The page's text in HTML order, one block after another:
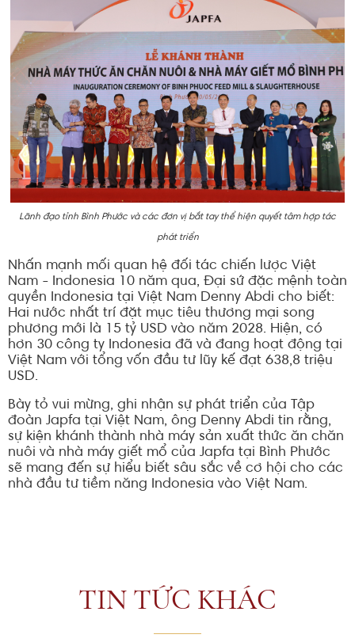
Lãnh đạo tỉnh Bình Phước và các đơn vị bắt tay thể hiện quyết tâm hợp tác
phát triển
Nhấn mạnh mối quan hệ đối tác chiến lược Việt
Nam - Indonesia 10 năm qua, Đại sứ đặc mệnh toàn
quyền Indonesia tại Việt Nam Denny Abdi cho biết:
Hai nước nhất trí đặt mục tiêu thương mại song
phương mới là 15 tỷ USD vào năm 2028. Hiện, có
hơn 30 công ty Indonesia đã và đang hoạt động tại
Việt Nam với tổng vốn đầu tư lũy kế đạt 638,8 triệu
USD.
Bày tỏ vui mừng, ghi nhận sự phát triển của Tập
đoàn Japfa tại Việt Nam, ông Denny Abdi tin rằng,
sự kiện khánh thành nhà máy sản xuất thức ăn chăn
nuôi và nhà máy giết mổ của Japfa tại Bình Phước
sẽ mang đến sự hiểu biết sâu sắc về cơ hội cho các
nhà đầu tư tiềm năng Indonesia vào Việt Nam.
TIN TỨC KHÁC